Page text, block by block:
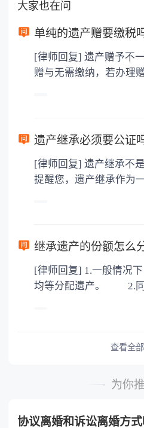
大家也在问
单纯的遗产赠要缴税
[律师回复] 遗产赠予不一定要缴税。单纯的遗产
赠与无需缴纳，若办理
所得税、契税和公证费
要缴纳公证费，具体如下： 1. 公证费：
3. 印花税：按房屋评估价的
地增值税：按房价1%缴纳 5. 房屋产权登记
遗产继承必须要公证
[律师回复] 遗产继承不是必须要公证。法律快车
提醒您，遗产继承作为
下都是不需要公证的，
以防对财产继承发生纠
公证。
继承遗产的份额怎么
[律师回复] 1.一般情况下，同一顺序的各继承人
均等分配遗产。 2.同一顺序继承人继承遗产
或者与被继承人共同生
的继承人，不尽扶养义
查看全部
为你
协议离婚和诉讼离婚方